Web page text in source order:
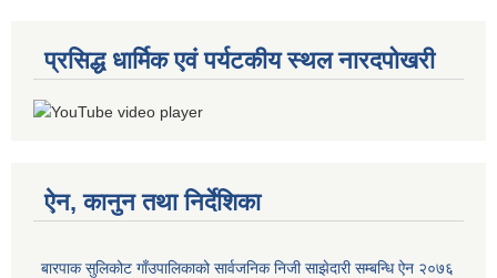
प्रसिद्ध धार्मिक एवं पर्यटकीय स्थल नारदपोखरी
ऐन, कानुन तथा निर्देशिका
बारपाक सुलिकोट गाँउपालिकाको सार्वजनिक निजी साझेदारी सम्बन्धि ऐन २०७६